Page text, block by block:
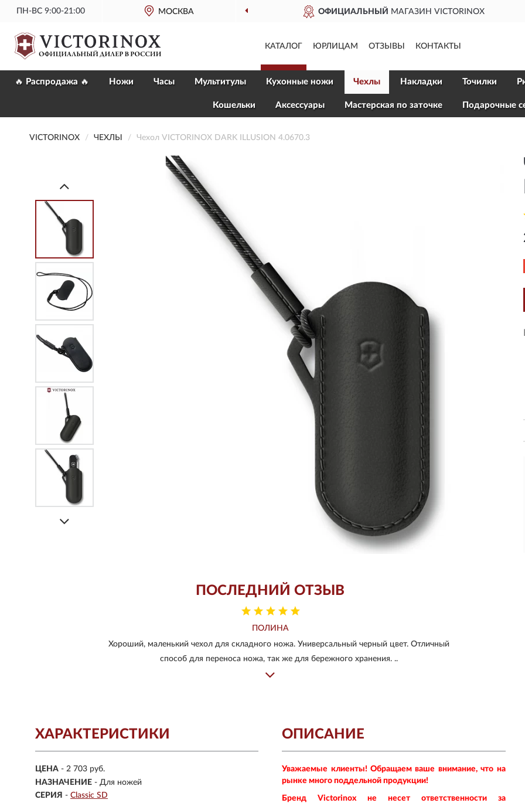
ПН-ВС 9:00-21:00 МОСКВА ОФИЦИАЛЬНЫЙ МАГАЗИН VICTORINOX
КАТАЛОГ ЮРЛИЦАМ ОТЗЫВЫ КОНТАКТЫ
🔥 Распродажа 🔥 Ножи Часы Мультитулы Кухонные ножи Чехлы Накладки Точилки
Кошельки Aксессуары Мастерская по заточке Подарочные
VICTORINOX ЧЕХЛЫ Чехол VICTORINOX DARK ILLUSION 4.0670.3
ПОСЛЕДНИЙ ОТЗЫВ
ПОЛИНА
Хороший, маленький чехол для складного ножа. Универсальный черный цвет. Отличный
способ для переноса ножа, так же для бережного хранения. ..
ХАРАКТЕРИСТИКИ
ЦЕНА - 2 703 руб.
НАЗНАЧЕНИЕ - Для ножей
СЕРИЯ - Classic SD
ОПИСАНИЕ
Уважаемые клиенты! Обращаем ваше внимание, что на
рынке много поддельной продукции!
Бренд Victorinox не несет ответственности за